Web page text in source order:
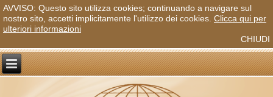
AVVISO: Questo sito utilizza cookies; continuando a navigare sul
nostro sito, accetti implicitamente l'utilizzo dei cookies. Clicca qui per
ulteriori informazioni
CHIUDI